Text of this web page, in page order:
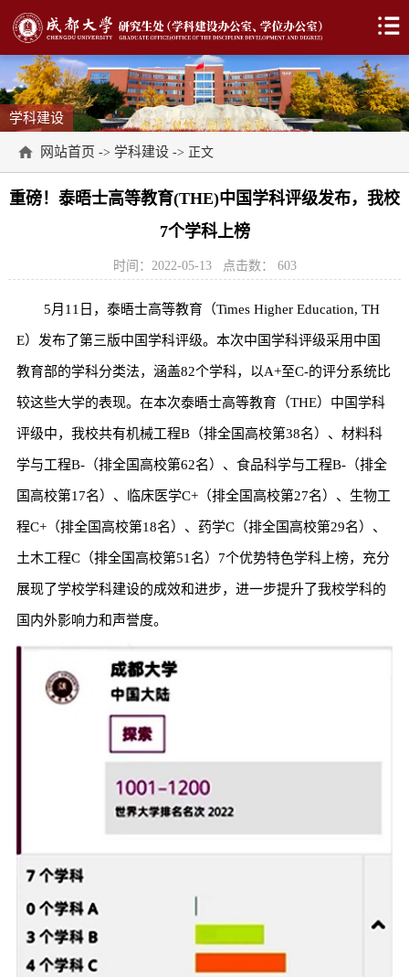
学科建设
网站首页 -> 学科建设 -> 正文
重磅！泰晤士高等教育(THE)中国学科评级发布，我校
7个学科上榜
时间：2022-05-13 点击数： 603
5月11日，泰晤士高等教育（Times Higher Education, TH
E）发布了第三版中国学科评级。本次中国学科评级采用中国
教育部的学科分类法，涵盖82个学科，以A+至C-的评分系统比
较这些大学的表现。在本次泰晤士高等教育（THE）中国学科
评级中，我校共有机械工程B（排全国高校第38名）、材料科
学与工程B-（排全国高校第62名）、食品科学与工程B-（排全
国高校第17名）、临床医学C+（排全国高校第27名）、生物工
程C+（排全国高校第18名）、药学C（排全国高校第29名）、
土木工程C（排全国高校第51名）7个优势特色学科上榜，充分
展现了学校学科建设的成效和进步，进一步提升了我校学科的
国内外影响力和声誉度。